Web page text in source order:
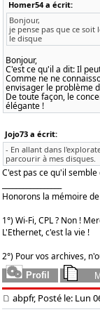
Homer54 a écrit:
Bonjour,
je pense pas que ce
le disque
Bonjour,
C'est ce qu'il a dit: Il
Comme ne ne
envisager le problème
De toute façon, le
élégante !
Jojo73 a écrit:
- En allant dans
parcourir à mes disques.
C'est pas ce qu'il semble
Honorons la mémoire
1°) Wi-Fi, CPL ? Non !
L'Ethernet, c'est la vie !
2°) Pour vos archives,
abpfr, Posté le: Lun